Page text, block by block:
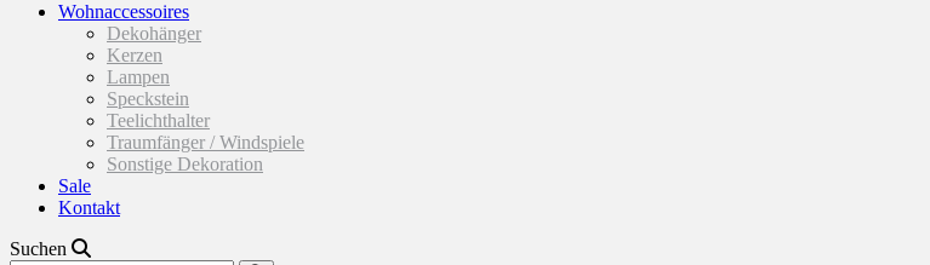
Wohnaccessoires
Dekohänger
Kerzen
Lampen
Speckstein
Teelichthalter
Traumfänger / Windspiele
Sonstige Dekoration
Sale
Kontakt
Suchen